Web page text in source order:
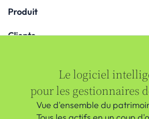
Produit
Clients
Espace de connaissances
Intégration
Le logiciel
pour les gestionnaires
Vue d'ensemble du